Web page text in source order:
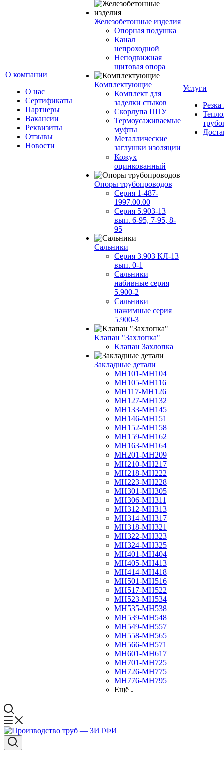
О компании
О нас
Сертификаты
Партнеры
Вакансии
Реквизиты
Отзывы
Новости
Железобетонные изделия
Опорная подушка
Канал
непроходной
Неподвижная
щитовая опора
Комплектующие
Комплект для
заделки стыков
Скорлупа ППУ
Термоусаживаемые
муфты
Металлические
заглушки изоляции
Кожух
оцинкованный
Опоры трубопроводов
Серия 1-487-
1997.00.00
Серия 5.903-13
вып. 6-95, 7-95, 8-
95
Сальники
Серия 3.903 КЛ-13
вып. 0-1
Сальники
набивные серия
5.900-2
Сальники
нажимные серия
5.900-3
Клапан "Захлопка"
Клапан Захлопка
Закладные детали
МН101-МН104
МН105-МН116
МН117-МН126
МН127-МН132
МН133-МН145
МН146-МН151
МН152-МН158
МН159-МН162
МН163-МН164
МН201-МН209
МН210-МН217
МН218-МН222
МН223-МН228
МН301-МН305
МН306-МН311
МН312-МН313
МН314-МН317
МН318-МН321
МН322-МН323
МН324-МН325
МН401-МН404
МН405-МН413
МН414-МН418
МН501-МН516
МН517-МН522
МН523-МН534
МН535-МН538
МН539-МН548
МН549-МН557
МН558-МН565
МН566-МН571
МН601-МН617
МН701-МН725
МН726-МН775
МН776-МН795
Ещё
Услуги
Резка